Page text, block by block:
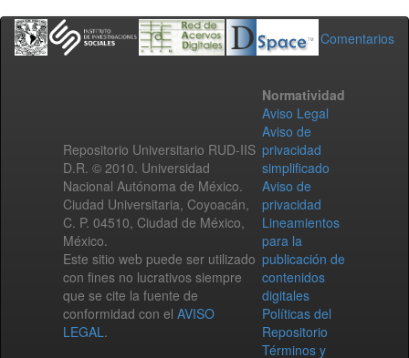
Comentarios
Repositorio Universitario RUD-IIS
D.R. © 2010. Universidad
Nacional Autónoma de México.
Ciudad Universitaria, Coyoacán,
C. P. 04510, Ciudad de México,
México.
Este sitio web puede ser utilizado
con fines no lucrativos siempre
que se cite la fuente de
conformidad con el AVISO
LEGAL.
Normatividad
Aviso Legal
Aviso de
privacidad
simplificado
Aviso de
privacidad
Lineamientos
para la
publicación de
contenidos
digitales
Políticas del
Repositorio
Términos y